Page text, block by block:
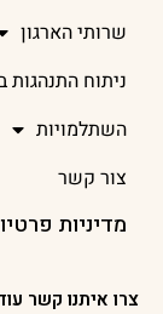
שרותי הארגון
ניתוח התנהגות
השתלמויות
צור קשר
מדיניות
צרו איתנו קשר